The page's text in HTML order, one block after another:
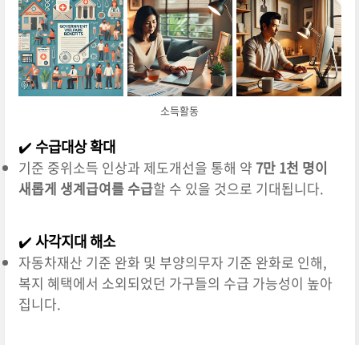
소득활동
✔️ 수급대상 확대
기준 중위소득 인상과 제도개선을 통해 약 7만 1천 명이
새롭게 생계급여를 수급할 수 있을 것으로 기대됩니다.
✔️사각지대 해소
자동차재산 기준 완화 및 부양의무자 기준 완화로 인해,
복지 혜택에서 소외되었던 가구들의 수급 가능성이 높아
집니다.